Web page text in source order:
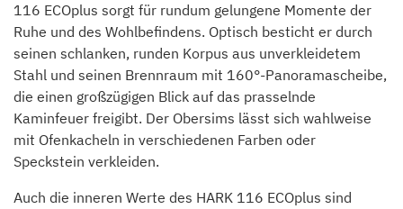
116 ECOplus sorgt für rundum gelungene Momente der
Ruhe und des Wohlbefindens. Optisch besticht er durch
seinen schlanken, runden Korpus aus unverkleidetem
Stahl und seinen Brennraum mit 160°-Panoramascheibe,
die einen großzügigen Blick auf das prasselnde
Kaminfeuer freigibt. Der Obersims lässt sich wahlweise
mit Ofenkacheln in verschiedenen Farben oder
Speckstein verkleiden.
Auch die inneren Werte des HARK 116 ECOplus sind